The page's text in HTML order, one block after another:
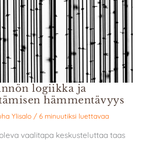
logiikka ja
hämmentävyys
Ylisalo / 6 minuutiksi luettavaa
vaalitapa keskusteluttaa taas